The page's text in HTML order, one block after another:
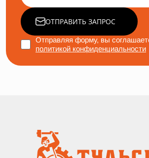
ОТПРАВИТЬ ЗАПРОС
Отправляя форму, вы
политикой конфиденциальности